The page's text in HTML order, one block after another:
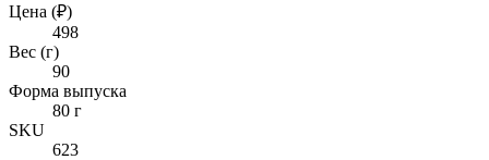
Цена (₽)
498
Вес (г)
90
Форма выпуска
80 г
SKU
623